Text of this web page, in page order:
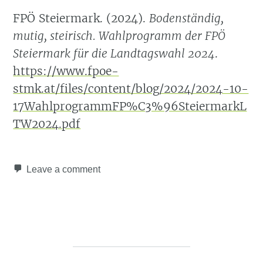
FPÖ Steiermark. (2024). Bodenständig,
mutig, steirisch. Wahlprogramm der FPÖ
Steiermark für die Landtagswahl 2024.
https://www.fpoe-
stmk.at/files/content/blog/2024/2024-10-
17WahlprogrammFP%C3%96SteiermarkL
TW2024.pdf
Leave a comment